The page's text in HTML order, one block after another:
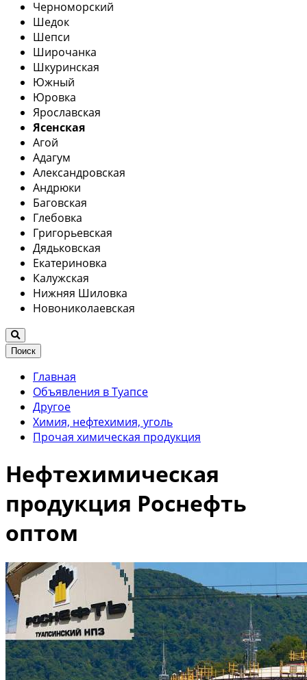
Черноморский
Шедок
Шепси
Широчанка
Шкуринская
Южный
Юровка
Ярославская
Ясенская
Агой
Адагум
Александровская
Андрюки
Баговская
Глебовка
Григорьевская
Дядьковская
Екатериновка
Калужская
Нижняя Шиловка
Новониколаевская
Поиск
Главная
Объявления в Туапсе
Другое
Химия, нефтехимия, уголь
Прочая химическая продукция
Нефтехимическая
продукция Роснефть
оптом